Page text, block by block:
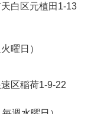
白区元植田1-13
曜日）
区稲荷1-9-22